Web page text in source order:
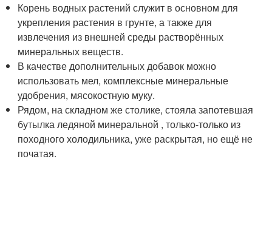
Корень водных растений служит в основном для
укрепления растения в грунте, а также для
извлечения из внешней среды растворённых
минеральных веществ.
В качестве дополнительных добавок можно
использовать мел, комплексные минеральные
удобрения, мясокостную муку.
Рядом, на складном же столике, стояла запотевшая
бутылка ледяной минеральной , только-только из
походного холодильника, уже раскрытая, но ещё не
початая.